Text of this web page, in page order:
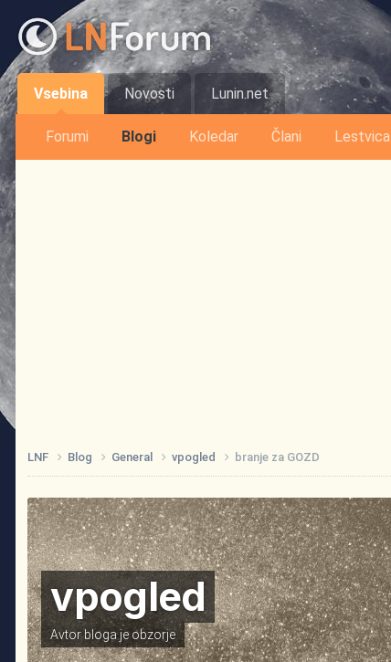
Vsebina
Forumi Blogi Koledar Člani Lestvica
Novosti Lunin.net
LNF Blog General vpogled branje za GOZD
vpogled
Avtor bloga jeobzorje